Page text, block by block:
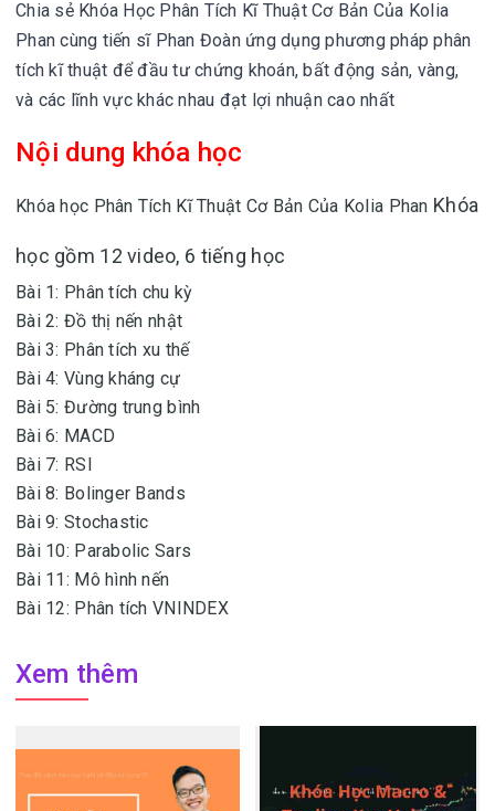
Chia sẻ Khóa Học Phân Tích Kĩ Thuật Cơ Bản Của Kolia
Phan cùng tiến sĩ Phan Đoàn ứng dụng phương pháp phân
tích kĩ thuật để đầu tư chứng khoán, bất động sản, vàng,
và các lĩnh vực khác nhau đạt lợi nhuận cao nhất
Nội dung khóa học
Khóa học Phân Tích Kĩ Thuật Cơ Bản Của Kolia Phan Khóa
học gồm 12 video, 6 tiếng học
Bài 1: Phân tích chu kỳ
Bài 2: Đồ thị nến nhật
Bài 3: Phân tích xu thế
Bài 4: Vùng kháng cự
Bài 5: Đường trung bình
Bài 6: MACD
Bài 7: RSI
Bài 8: Bolinger Bands
Bài 9: Stochastic
Bài 10: Parabolic Sars
Bài 11: Mô hình nến
Bài 12: Phân tích VNINDEX
Xem thêm